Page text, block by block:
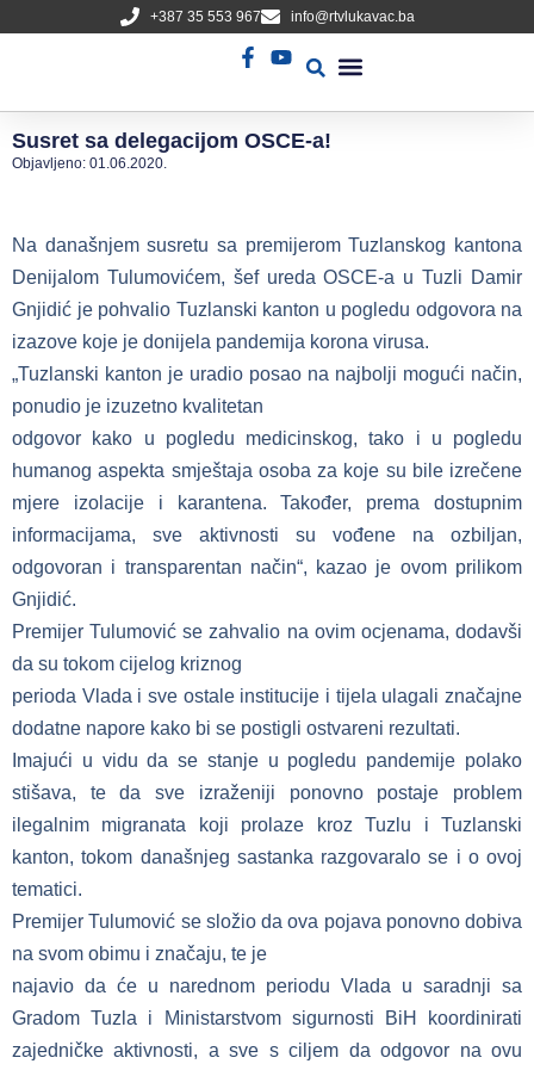
+387 35 553 967 info@rtvlukavac.ba
Susret sa delegacijom OSCE-a!
Objavljeno: 01.06.2020.
Na današnjem susretu sa premijerom Tuzlanskog kantona
Denijalom Tulumovićem, šef ureda OSCE-a u Tuzli Damir
Gnjidić je pohvalio Tuzlanski kanton u pogledu odgovora na
izazove koje je donijela pandemija korona virusa.
„Tuzlanski kanton je uradio posao na najbolji mogući način,
ponudio je izuzetno kvalitetan
odgovor kako u pogledu medicinskog, tako i u pogledu
humanog aspekta smještaja osoba za koje su bile izrečene
mjere izolacije i karantena. Također, prema dostupnim
informacijama, sve aktivnosti su vođene na ozbiljan,
odgovoran i transparentan način“, kazao je ovom prilikom
Gnjidić.
Premijer Tulumović se zahvalio na ovim ocjenama, dodavši
da su tokom cijelog kriznog
perioda Vlada i sve ostale institucije i tijela ulagali značajne
dodatne napore kako bi se postigli ostvareni rezultati.
Imajući u vidu da se stanje u pogledu pandemije polako
stišava, te da sve izraženiji ponovno postaje problem
ilegalnim migranata koji prolaze kroz Tuzlu i Tuzlanski
kanton, tokom današnjeg sastanka razgovaralo se i o ovoj
tematici.
Premijer Tulumović se složio da ova pojava ponovno dobiva
na svom obimu i značaju, te je
najavio da će u narednom periodu Vlada u saradnji sa
Gradom Tuzla i Ministarstvom sigurnosti BiH koordinirati
zajedničke aktivnosti, a sve s ciljem da odgovor na ovu